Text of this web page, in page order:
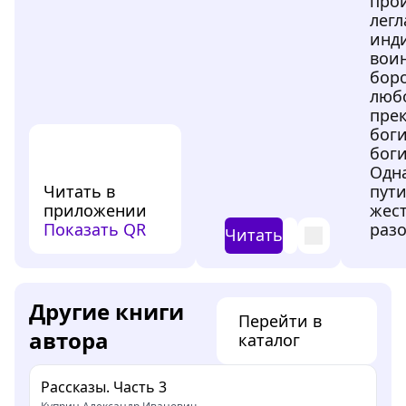
Читать в
приложении
Показать QR
Читать
Другие книги
автора
Перейти в
каталог
Рассказы. Часть 3